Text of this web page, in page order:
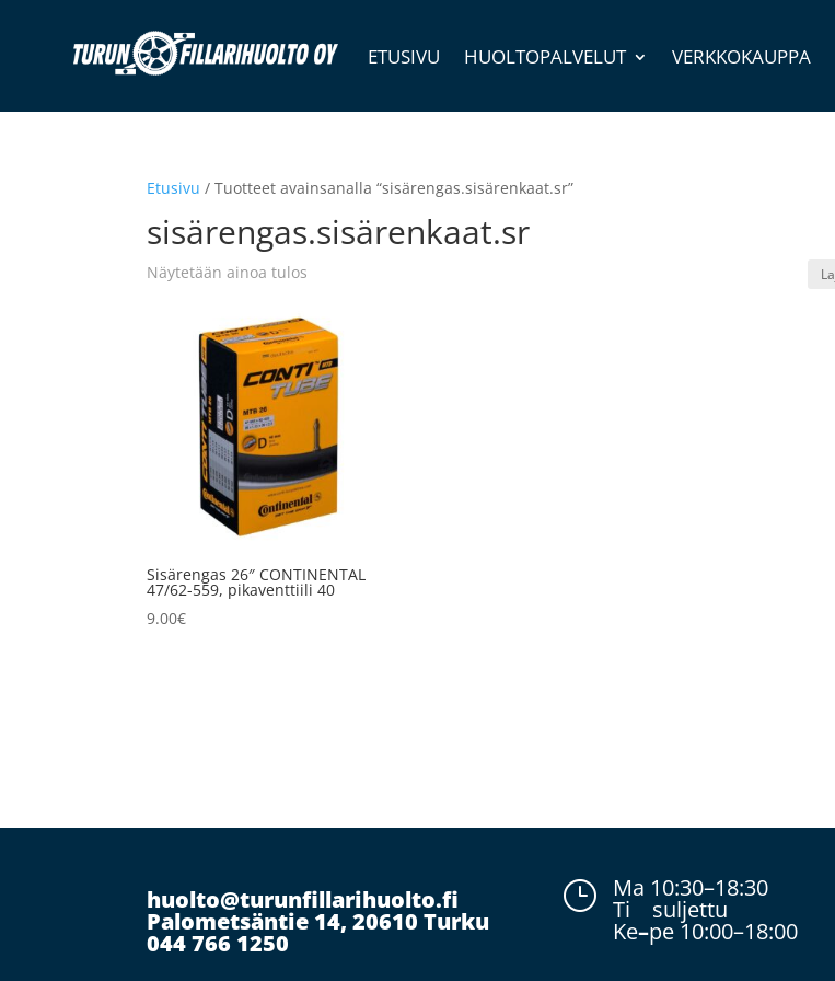
ETUSIVU HUOLTOPALVELUT VERKKOKAUPPA
Etusivu / Tuotteet avainsanalla “sisärengas.sisärenkaat.sr”
sisärengas.sisärenkaat.sr
Näytetään ainoa tulos
Sisärengas 26″ CONTINENTAL
47/62-559, pikaventtiili 40
9.00€
huolto@turunfillarihuolto.fi
Palometsäntie 14, 20610 Turku
044 766 1250
} Ma 10:30–18:30
Ti suljettu
Ke–pe 10:00–18:00